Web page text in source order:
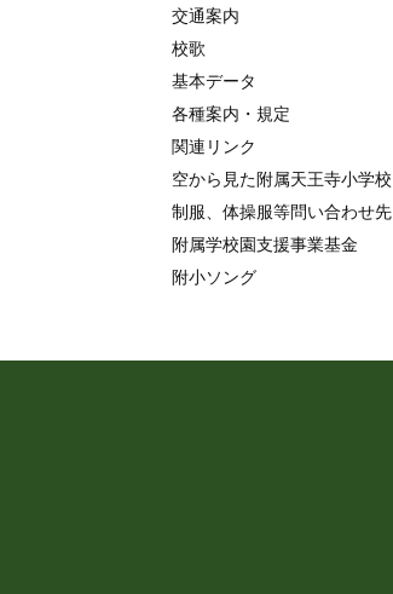
交通案内
校歌
基本データ
各種案内・規定
関連リンク
空から見た附属天王寺小学校
制服、体操服等問い合わせ先
附属学校園支援事業基金
附小ソング